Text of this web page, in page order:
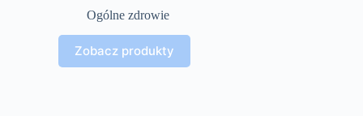
cena
cena
Ogólne zdrowie
Zobacz produkty